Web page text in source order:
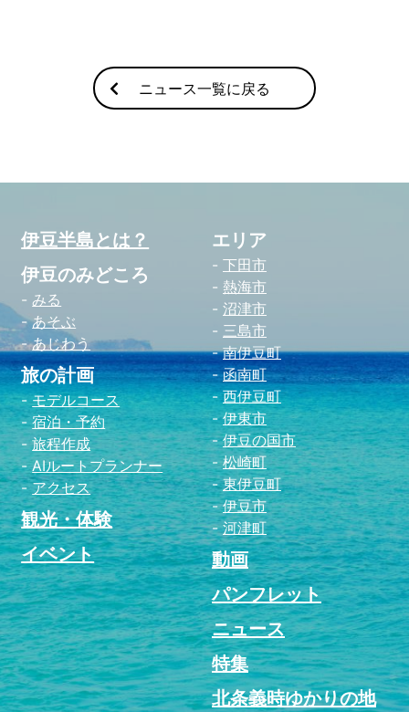
ニュース一覧に戻る
伊豆半島とは？
伊豆のみどころ
みる
あそぶ
あじわう
旅の計画
モデルコース
宿泊・予約
旅程作成
AIルートプランナー
アクセス
観光・体験
イベント
エリア
下田市
熱海市
沼津市
三島市
南伊豆町
函南町
西伊豆町
伊東市
伊豆の国市
松崎町
東伊豆町
伊豆市
河津町
動画
パンフレット
ニュース
特集
北条義時ゆかりの地